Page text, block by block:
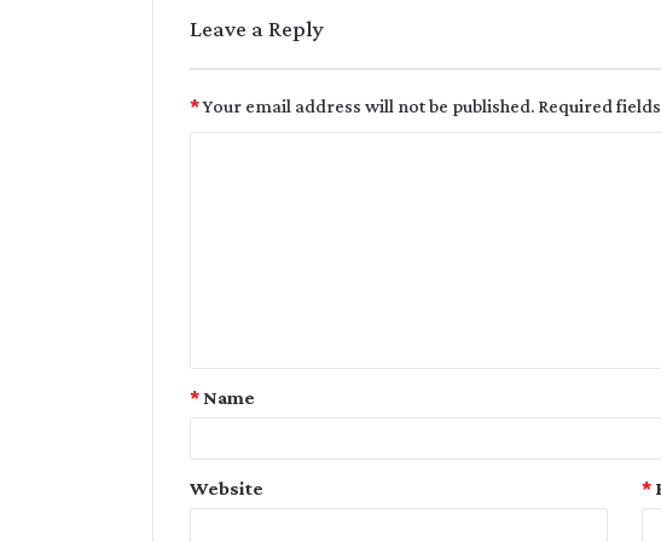
Leave a Reply
Your email address will not be published.Required
*
Name
*
*
Website